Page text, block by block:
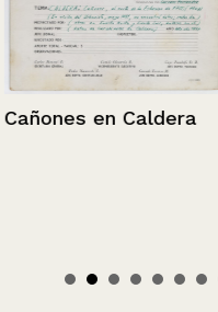
Cañones en Caldera